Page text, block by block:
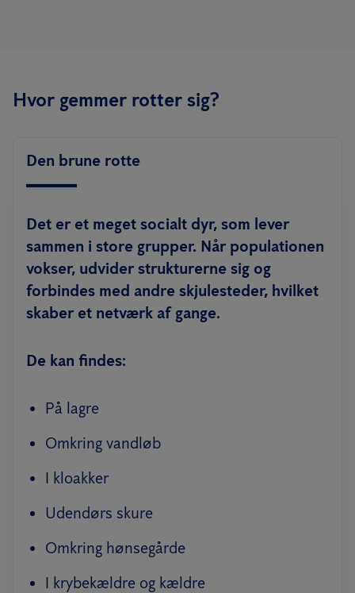
Hvor gemmer rotter sig?
Den brune rotte
Det er et meget socialt dyr, som lever
sammen i store grupper. Når populationen
vokser, udvider strukturerne sig og
forbindes med andre skjulesteder, hvilket
skaber et netværk af gange.
De kan findes:
På lagre
Omkring vandløb
I kloakker
Udendørs skure
Omkring hønsegårde
I krybekældre og kældre